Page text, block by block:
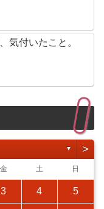
気付いたこと。
▼ >
金 土 日
3 4 5